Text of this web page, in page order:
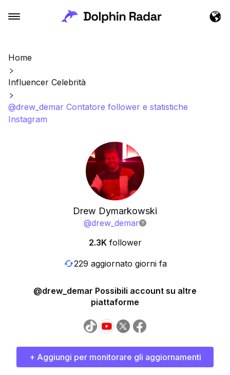
Home
Influencer Celebrità
@drew_demar Contatore follower e statistiche
Instagram
Drew Dymarkowski
@drew_demar
2.3K follower
229 aggiornato giorni fa
@drew_demar Possibili account su altre
piattaforme
+ Aggiungi per monitorare gli aggiornamenti